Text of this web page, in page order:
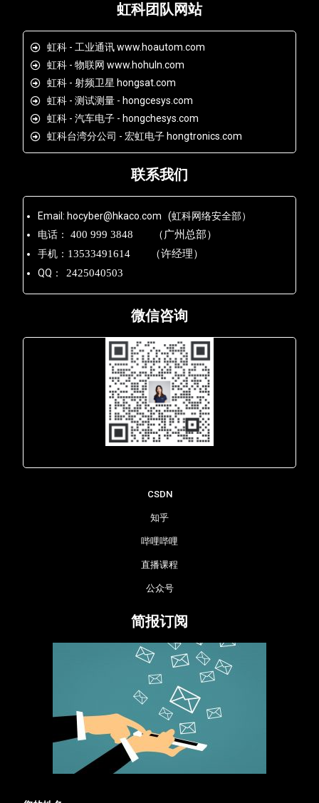
虹科团队网站
虹科 - 工业通讯 www.hoautom.com
虹科 - 物联网 www.hohuln.com
虹科 - 射频卫星 hongsat.com
虹科 - 测试测量 - hongcesys.com
虹科 - 汽车电子 - hongchesys.com
虹科台湾分公司 - 宏虹电子 hongtronics.com
联系我们
Email: hocyber@hkaco.com (虹科网络安全部）
电话：
400 999 3848 （广州总部）
手机： 13533491614 （许经理）
QQ： 2425040503
微信咨询
CSDN
知乎
哔哩哔哩
直播课程
公众号
简报订阅